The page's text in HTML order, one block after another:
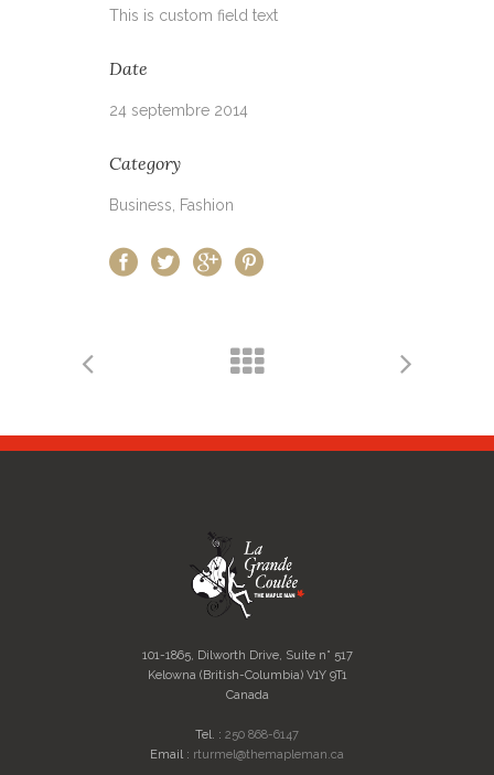
This is custom field text
Date
24 septembre 2014
Category
Business, Fashion
101-1865, Dilworth Drive, Suite n° 517
Kelowna (British-Columbia) V1Y 9T1
Canada
Tel. : 250 868-6147
Email : rturmel@themapleman.ca